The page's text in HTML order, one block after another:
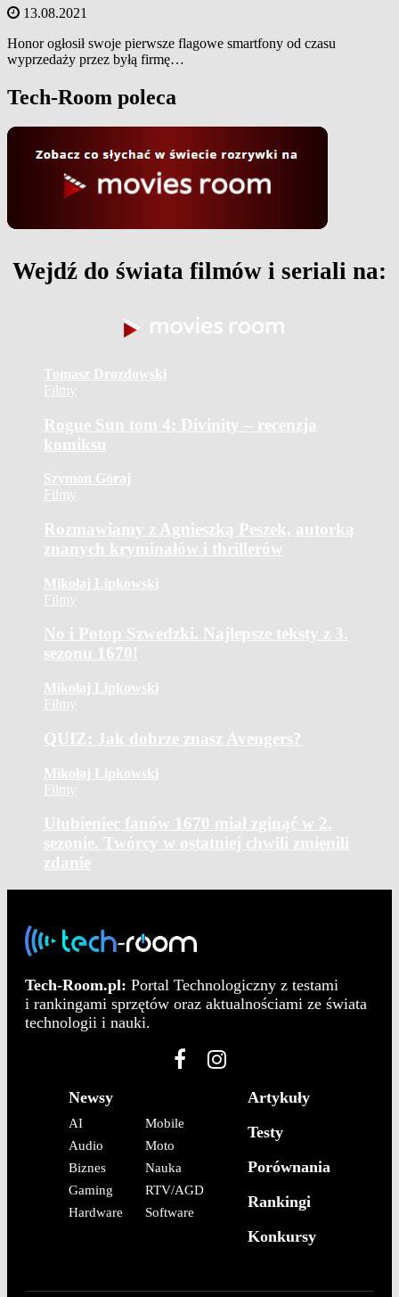
13.08.2021
Honor ogłosił swoje pierwsze flagowe smartfony od czasu
wyprzedaży przez byłą firmę…
Tech-Room poleca
Wejdź do świata filmów i seriali na:
Tomasz Drozdowski
Filmy
Rogue Sun tom 4: Divinity – recenzja
komiksu
Szymon Góraj
Filmy
Rozmawiamy z Agnieszką Peszek, autorką
znanych kryminałów i thrillerów
Mikołaj Lipkowski
Filmy
No i Potop Szwedzki. Najlepsze teksty z 3.
sezonu 1670!
Mikołaj Lipkowski
Filmy
QUIZ: Jak dobrze znasz Avengers?
Mikołaj Lipkowski
Filmy
Ulubieniec fanów 1670 miał zginąć w 2.
sezonie. Twórcy w ostatniej chwili zmienili
zdanie
Tech-Room.pl: Portal Technologiczny z testami
i rankingami sprzętów oraz aktualnościami ze świata
technologii i nauki.
Newsy
AI
Audio
Biznes
Gaming
Hardware
Mobile
Moto
Nauka
RTV/AGD
Software
Artykuły
Testy
Porównania
Rankingi
Konkursy